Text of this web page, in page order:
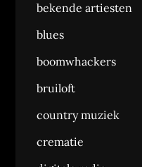
bekende artiesten
blues
boomwhackers
bruiloft
country muziek
crematie